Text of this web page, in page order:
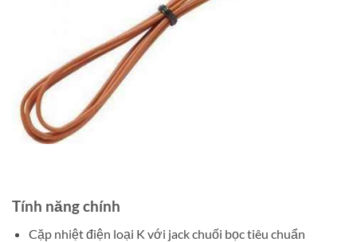
Tính năng chính
Cặp nhiệt điện loại K với jack chuối bọc tiêu chuẩn